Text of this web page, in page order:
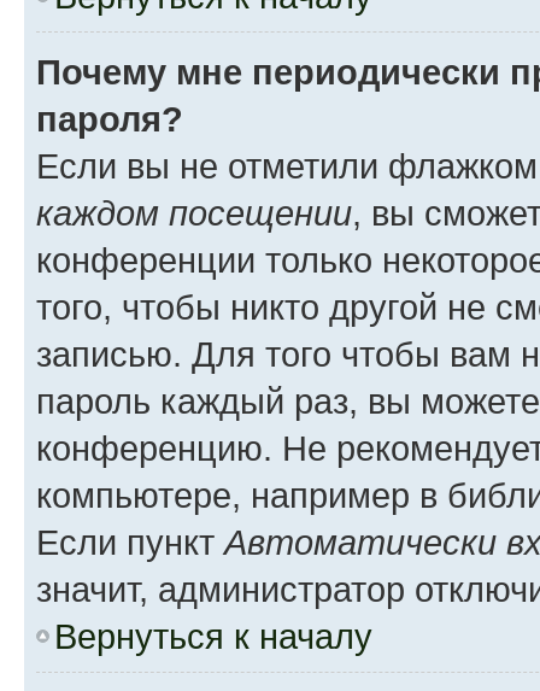
Почему мне периодически
пароля?
Если вы не отметили
каждом посещении, вы
конференции только
того, чтобы никто другой не
записью. Для того чтобы вам
пароль каждый раз, вы
конференцию. Не
компьютере, например в
Если пунктАвтоматически
значит, администратор
Вернуться к началу